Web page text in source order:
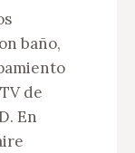
baño,
de
En